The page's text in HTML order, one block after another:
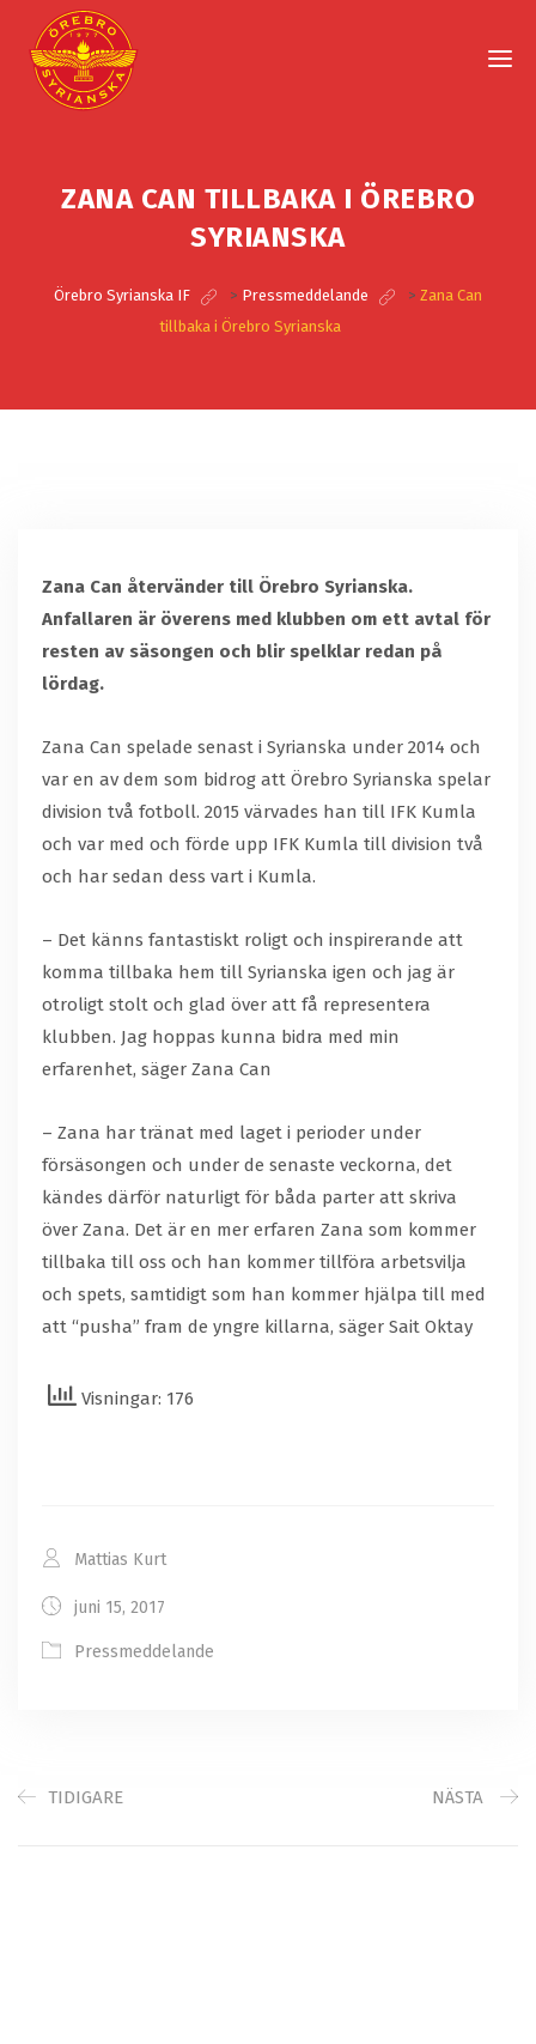
ZANA CAN TILLBAKA I ÖREBRO
SYRIANSKA
Örebro Syrianska IF > Pressmeddelande > Zana Can
tillbaka i Örebro Syrianska
Zana Can återvänder till Örebro Syrianska.
Anfallaren är överens med klubben om ett avtal för
resten av säsongen och blir spelklar redan på
lördag.
Zana Can spelade senast i Syrianska under 2014 och
var en av dem som bidrog att Örebro Syrianska spelar
division två fotboll. 2015 värvades han till IFK Kumla
och var med och förde upp IFK Kumla till division två
och har sedan dess vart i Kumla.
– Det känns fantastiskt roligt och inspirerande att
komma tillbaka hem till Syrianska igen och jag är
otroligt stolt och glad över att få representera
klubben. Jag hoppas kunna bidra med min
erfarenhet, säger Zana Can
– Zana har tränat med laget i perioder under
försäsongen och under de senaste veckorna, det
kändes därför naturligt för båda parter att skriva
över Zana. Det är en mer erfaren Zana som kommer
tillbaka till oss och han kommer tillföra arbetsvilja
och spets, samtidigt som han kommer hjälpa till med
att “pusha” fram de yngre killarna, säger Sait Oktay
Visningar: 176
Mattias Kurt
juni 15, 2017
Pressmeddelande
TIDIGARE NÄSTA